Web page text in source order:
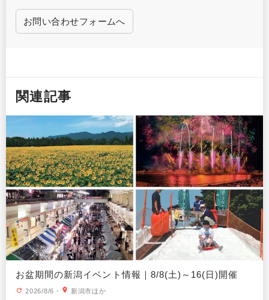
お問い合わせフォームへ
関連記事
お盆期間の新潟イベント情報｜8/8(土)～16(日)開催
2026/8/6 ・ 新潟市ほか